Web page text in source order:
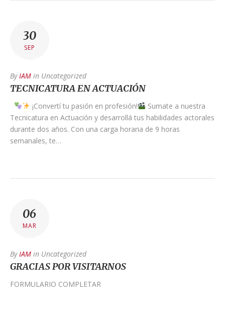
30
SEP
ByIAM in Uncategorized
TECNICATURA EN ACTUACIÓN
¡Convertí tu pasión en profesión!
Sumate a nuestra
Tecnicatura en Actuación y desarrollá tus habilidades actorales
durante dos años. Con una carga horaria de 9 horas
semanales, te…
06
MAR
ByIAM in Uncategorized
GRACIAS POR VISITARNOS
FORMULARIO COMPLETAR